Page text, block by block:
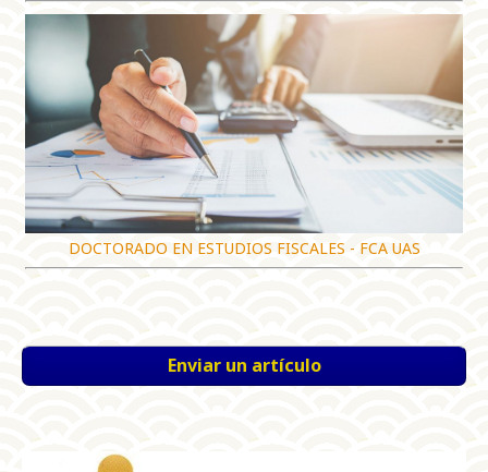
DOCTORADO EN ESTUDIOS FISCALES - FCA UAS
Enviar un artículo